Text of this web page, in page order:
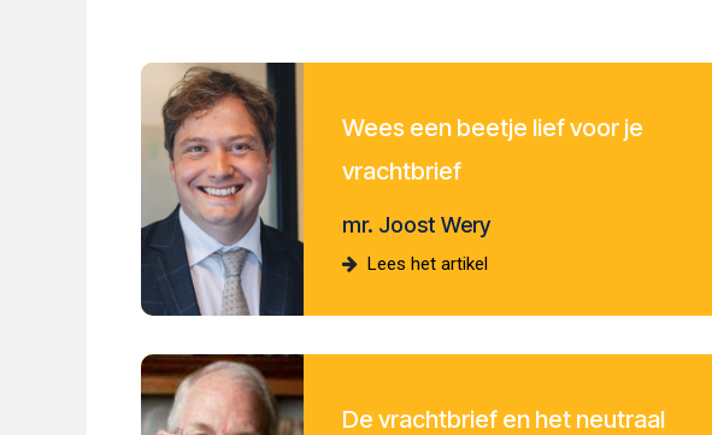
Wees een beetje lief voor je
vrachtbrief
mr. Joost Wery
Lees het artikel
De vrachtbrief en het neutraal